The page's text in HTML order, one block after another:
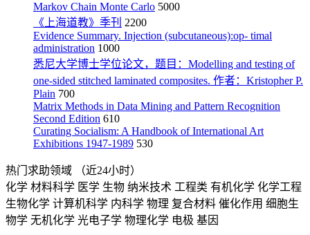
Markov Chain Monte Carlo 5000
《上海道教》季刊 2200
Evidence Summary. Injection (subcutaneous):op- timal
administration 1000
悉尼大学博士学位论文，题目：Modelling and testing of
one-sided stitched laminated composites. 作者：Kristopher P.
Plain 700
Matrix Methods in Data Mining and Pattern Recognition
Second Edition 610
Curating Socialism: A Handbook of International Art
Exhibitions 1947-1989 530
热门求助领域
（近24小时）
化学 材料科学 医学 生物 纳米技术 工程类 有机化学 化学工程
生物化学 计算机科学 内科学 物理 复合材料 催化作用 细胞生
物学 无机化学 光电子学 物理化学 电极 基因